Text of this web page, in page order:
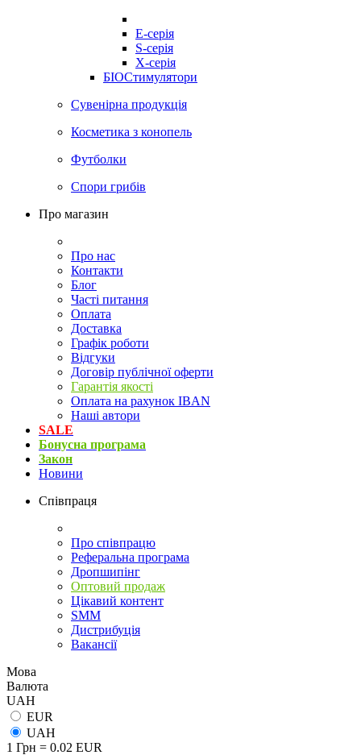
E-серія
S-серія
X-серія
БІОСтимулятори
Сувенірна продукція
Косметика з конопель
Футболки
Спори грибів
Про магазин
Про нас
Контакти
Блог
Часті питання
Оплата
Доставка
Графік роботи
Відгуки
Договір публічної оферти
Гарантія якості
Оплата на рахунок IBAN
Наші автори
SALE
Бонусна програма
Закон
Новини
Співпраця
Про співпрацю
Реферальна програма
Дропшипінг
Оптовий продаж
Цікавий контент
SMM
Дистрибуція
Вакансії
Мова
Валюта
UAH
EUR
UAH
1 Грн = 0.02 EUR